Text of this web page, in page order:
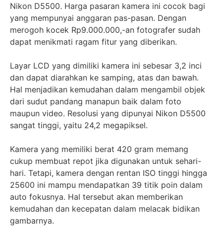
Nikon D5500. Harga pasaran kamera ini cocok bagi
yang mempunyai anggaran pas-pasan. Dengan
merogoh kocek Rp9.000.000,-an fotografer sudah
dapat menikmati ragam fitur yang diberikan.
Layar LCD yang dimiliki kamera ini sebesar 3,2 inci
dan dapat diarahkan ke samping, atas dan bawah.
Hal menjadikan kemudahan dalam mengambil objek
dari sudut pandang manapun baik dalam foto
maupun video. Resolusi yang dipunyai Nikon D5500
sangat tinggi, yaitu 24,2 megapiksel.
Kamera yang memiliki berat 420 gram memang
cukup membuat repot jika digunakan untuk sehari-
hari. Tetapi, kamera dengan rentan ISO tinggi hingga
25600 ini mampu mendapatkan 39 titik poin dalam
auto fokusnya. Hal tersebut akan memberikan
kemudahan dan kecepatan dalam melacak bidikan
gambarnya.